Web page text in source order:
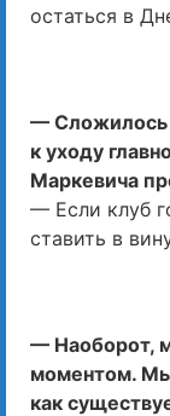
остаться в
— Сложилось
к уходу
Маркевича
— Если клуб
ставить в
— Наоборот,
моментом.
как